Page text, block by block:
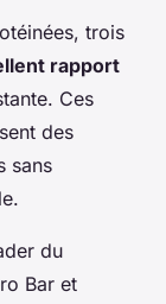
trois
rapport
Ces
des
sans
du
Bar et